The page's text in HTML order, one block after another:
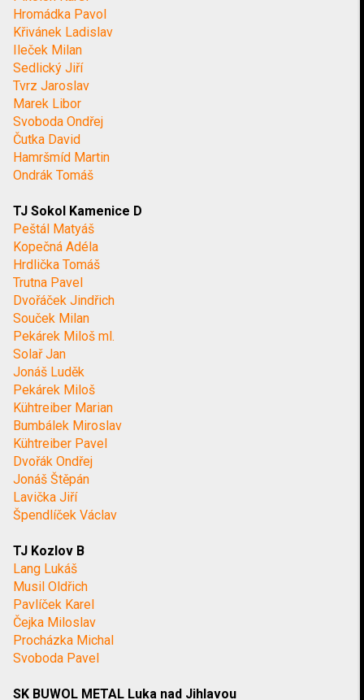
Hromádka Pavol
Křivánek Ladislav
Ileček Milan
Sedlický Jiří
Tvrz Jaroslav
Marek Libor
Svoboda Ondřej
Čutka David
Hamršmíd Martin
Ondrák Tomáš
TJ Sokol Kamenice D
Peštál Matyáš
Kopečná Adéla
Hrdlička Tomáš
Trutna Pavel
Dvořáček Jindřich
Souček Milan
Pekárek Miloš ml.
Solař Jan
Jonáš Luděk
Pekárek Miloš
Kühtreiber Marian
Bumbálek Miroslav
Kühtreiber Pavel
Dvořák Ondřej
Jonáš Štěpán
Lavička Jiří
Špendlíček Václav
TJ Kozlov B
Lang Lukáš
Musil Oldřich
Pavlíček Karel
Čejka Miloslav
Procházka Michal
Svoboda Pavel
SK BUWOL METAL Luka nad Jihlavou